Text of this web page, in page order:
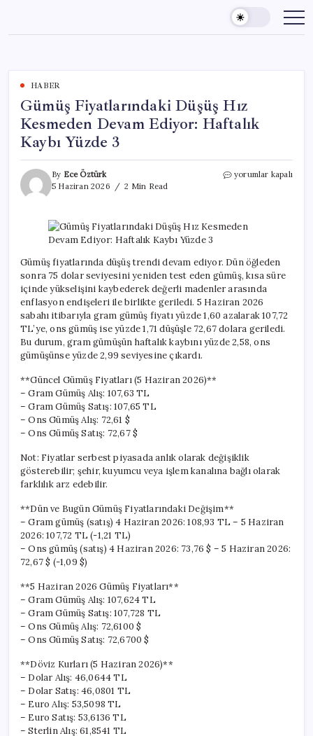
content
HABER
Gümüş Fiyatlarındaki Düşüş Hız
Kesmeden Devam Ediyor: Haftalık
Kaybı Yüzde 3
By Ece Öztürk
5 Haziran 2026
2 Min Read
Gümüş
Kesmeden
Devam
Haftalık
Kaybı
Yüzde
3
için
yorumlar kapalı
Gümüş fiyatlarında düşüş trendi devam ediyor. Dün öğleden
sonra 75 dolar seviyesini yeniden test eden gümüş, kısa süre
içinde yükselişini kaybederek değerli madenler arasında
enflasyon endişeleri ile birlikte geriledi. 5 Haziran 2026
sabahı itibarıyla gram gümüş fiyatı yüzde 1,60 azalarak 107,72
TL’ye, ons gümüş ise yüzde 1,71 düşüşle 72,67 dolara geriledi.
Bu durum, gram gümüşün haftalık kaybını yüzde 2,58, ons
gümüşünse yüzde 2,99 seviyesine çıkardı.
**Güncel Gümüş Fiyatları (5 Haziran 2026)**
– Gram Gümüş Alış: 107,63 TL
– Gram Gümüş Satış: 107,65 TL
– Ons Gümüş Alış: 72,61 $
– Ons Gümüş Satış: 72,67 $
Not: Fiyatlar serbest piyasada anlık olarak değişiklik
gösterebilir; şehir, kuyumcu veya işlem kanalına bağlı olarak
farklılık arz edebilir.
**Dün ve Bugün Gümüş Fiyatlarındaki Değişim**
– Gram gümüş (satış) 4 Haziran 2026: 108,93 TL – 5 Haziran
2026: 107,72 TL (-1,21 TL)
– Ons gümüş (satış) 4 Haziran 2026: 73,76 $ – 5 Haziran 2026:
72,67 $ (-1,09 $)
**5 Haziran 2026 Gümüş Fiyatları**
– Gram Gümüş Alış: 107,624 TL
– Gram Gümüş Satış: 107,728 TL
– Ons Gümüş Alış: 72,6100 $
– Ons Gümüş Satış: 72,6700 $
**Döviz Kurları (5 Haziran 2026)**
– Dolar Alış: 46,0644 TL
– Dolar Satış: 46,0801 TL
– Euro Alış: 53,5098 TL
– Euro Satış: 53,6136 TL
– Sterlin Alış: 61,8541 TL